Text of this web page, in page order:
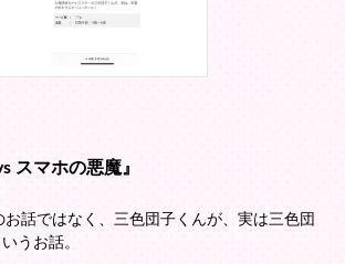
スマホの悪魔』
話ではなく、三色団子くんが、実は三色団
うお話。